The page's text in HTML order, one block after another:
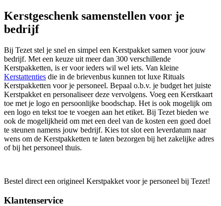
Kerstgeschenk samenstellen voor je
bedrijf
Bij Tezet stel je snel en simpel een Kerstpakket samen voor jouw
bedrijf. Met een keuze uit meer dan 300 verschillende
Kerstpakketten, is er voor ieders wil wel iets. Van kleine
Kerstattenties die in de brievenbus kunnen tot luxe Rituals
Kerstpakketten voor je personeel. Bepaal o.b.v. je budget het juiste
Kerstpakket en personaliseer deze vervolgens. Voeg een Kerstkaart
toe met je logo en persoonlijke boodschap. Het is ook mogelijk om
een logo en tekst toe te voegen aan het etiket. Bij Tezet bieden we
ook de mogelijkheid om met een deel van de kosten een goed doel
te steunen namens jouw bedrijf. Kies tot slot een leverdatum naar
wens om de Kerstpakketten te laten bezorgen bij het zakelijke adres
of bij het personeel thuis.
Bestel direct een origineel Kerstpakket voor je personeel bij Tezet!
Klantenservice